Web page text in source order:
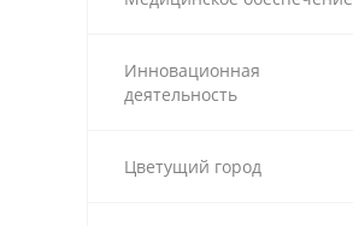
Инновационная
деятельность
Цветущий город